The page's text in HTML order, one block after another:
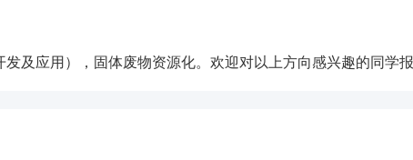
及应用），固体废物资源化。欢迎对以上方向感兴趣的同学